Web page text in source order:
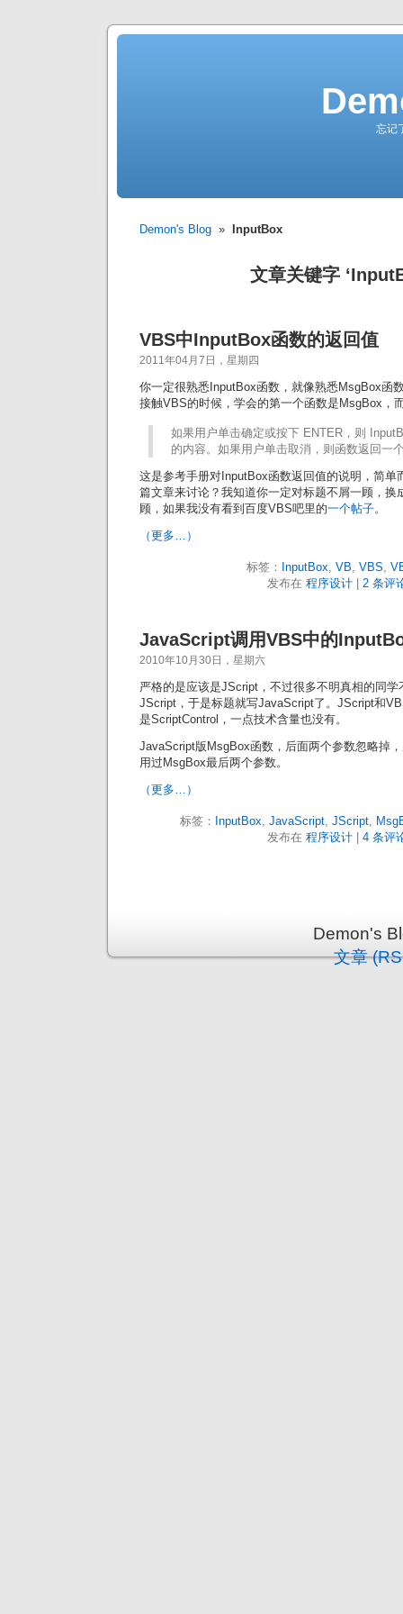
忘记
Demon's Blog » InputBox
文章关键字
VBS中InputBox函数的返回值
2011年04月7日，星期四
你一定很熟悉InputBox函数，就像熟悉MsgBox函
接触VBS的时候，学会的第一个函数是MsgBox，
如果用户单击确定或按下 ENTER，则
的内容。如果用户单击取消，则函数返回一
这是参考手册对InputBox函数返回值的说明，简单
篇文章来讨论？我知道你一定对标题不屑一顾，换
顾，如果我没有看到百度VBS吧里的一个帖子。
（更多…）
标签： InputBox, VB, VBS,
发布在 程序设计| 2 条评
JavaScript调用VBS中的
2010年10月30日，星期六
严格的是应该是JScript，不过很多不明真相的同
JScript，于是标题就写JavaScript了。JScript和
是ScriptControl，一点技术含量也没有。
JavaScript版MsgBox函数，后面两个参数忽略掉
用过MsgBox最后两个参数。
（更多…）
标签： InputBox, JavaScript, JScript,
发布在 程序设计| 4 条评
Demon's
文章